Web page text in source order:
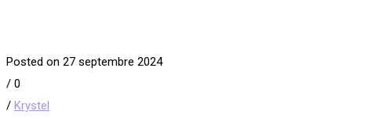
Posted on 27 septembre 2024
/ 0
/ Krystel